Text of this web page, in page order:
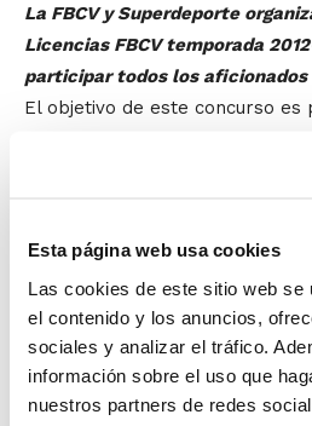
Esta página web usa cookies
Las cookies de este sitio web se
el contenido y los anuncios,
sociales y analizar el tráfico.
información sobre el uso que
nuestros partners de redes
La FBCV y Superdeporte
Licencias FBCV temporada
participar todos los
El objetivo de este concurso es
las licencias de la temporada
sido el más votado en la web
El plazo de presentación de los
15 de mayo de 2012, y finalizará